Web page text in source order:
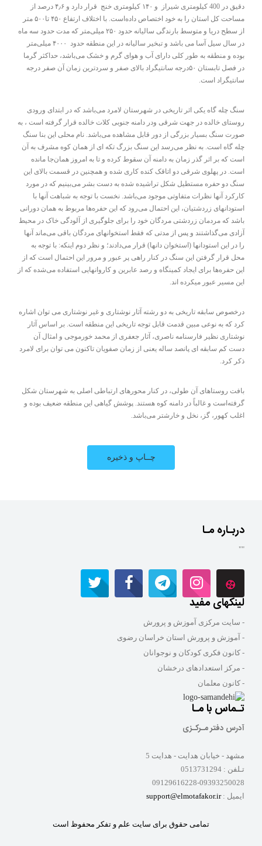
دقیق در 400 کیلومتری شیراز و ۱۴۰ کیلومتری خنج قرار دارد و ۴٫۶ درصد از
مساحت کل استان را به خود اختصاص داده‌است. با اختلاف ارتفاع ۴۵۰ تا۵۰۰ متر
از سطح دریا و متوسط بارندگی سالیانه حدود ۲۵۰ میلی‌متر که مدت حدود سه ماه
در سال سیل آسا می باشد و تبخیر سالیانه در این منطقه حدود ۴۰۰۰ میلی‌متر
بوده و منطقه به طور کلی دارای آب و هوای گرم و خشک می‌باشد، حداکثر گرما
در فصل تابستان ۵۰درجه سانتیگراد بالای صفر و سردترین زمان آن صفر درجه
سانتیگراد است.
سنگ چله گاه یکی اثر تاریخی در شهرستان لامرد می‌باشد که در ابتدای ورودی
روستای خالده در جهت شرقی ودر دامنه جنوبی کلات خالده قرار گرفته است ، به
صورت سنگ بسیار بزرگی از دور قابل مشاهده می‌باشد. نام محلی این بنا سنگ
چله گاه است. به نظر می‌رسد این سنگ بزرگ تکه ای از همان کوه مشرف به آن
است که بر اثر گذر زمان به دامنه آن سقوط کرده و تا به امروز همان‌جا مانده
است. در پهلوی شرقی دو اتاقک کنده کاری شده و همچنین در قسمت بالای این
سنگ دو حفره مستطیل شکل تراشیده شده به دست بشر می‌بینیم که در مورد
کارکرد آنها نظرات متفاوتی موجود می‌باشد. نخست با توجه به شباهت آنها با
استودانهای زردشتیان، این احتمال می‌رود که این حفره‌ها مربوط به همان دورانی
باشد که مردمان زردشتی مردگان خود را برای جلوگیری از آلودگی خاک در محیط
آزادی می‌گذاشتند و پس از مدتی که فقط استخوانهای مردگان باقی می‌ماند آنها
را در این استودانها (استخوان دانها) قرار می‌دادند؛ و نظر دوم اینکه: با توجه به
محل قرار گرفتن این سنگ در کنار راهی پر عبور و مرور این احتمال است که از
این حفره‌ها برای ایجاد کمینگاه و رصد عابرین و کاروانهایی استفاده می‌شده که از
این مسیر عبور میکرده اند.
درخصوص سابقه تاریخی به دو رشته آثار نوشتاری و غیر نوشتاری می توان اشاره
کرد که به نوعی مبین قدمت قابل توجه تاریخی این منطقه است. بر اساس آثار
نوشتاری نظیر فارسنامه ناصری، آثار جعفری از محمد خورموجی و امثال آن
دست کم سابقه ای پانصد ساله یعنی از زمان صفویان تاکنون می توان برای لامرد
ذکر کرد.
بافت روستاهای آن طولی، در کنار محورهای ارتباطی اصلی به شهرستان شکل
گرفته‌است و غالباً در دامنه کوه هستند. پوشش گیاهی این منطقه ضعیف بوده و
اغلب کهور، گز، نخل و خارشتر می‌باشد.
دربـاره مـا
""
لینکهای مفید
- سایت مرکزی آموزش و پرورش
- آموزش و پرورش استان خراسان رضوی
- کانون فکری کودکان و نوجوانان
- مرکز استعدادهای درخشان
- کانون معلمان
تـماس با مـا
آدرس دفتر مـرکـزی
مشهد - خیابان هدایت - هدایت 5
تـلفن : 0513731294
09129616228-09393250028
ایمیل :support@elmotafakor.ir
تمامی حقوق برای سایت علم و تفکر محفوظ است